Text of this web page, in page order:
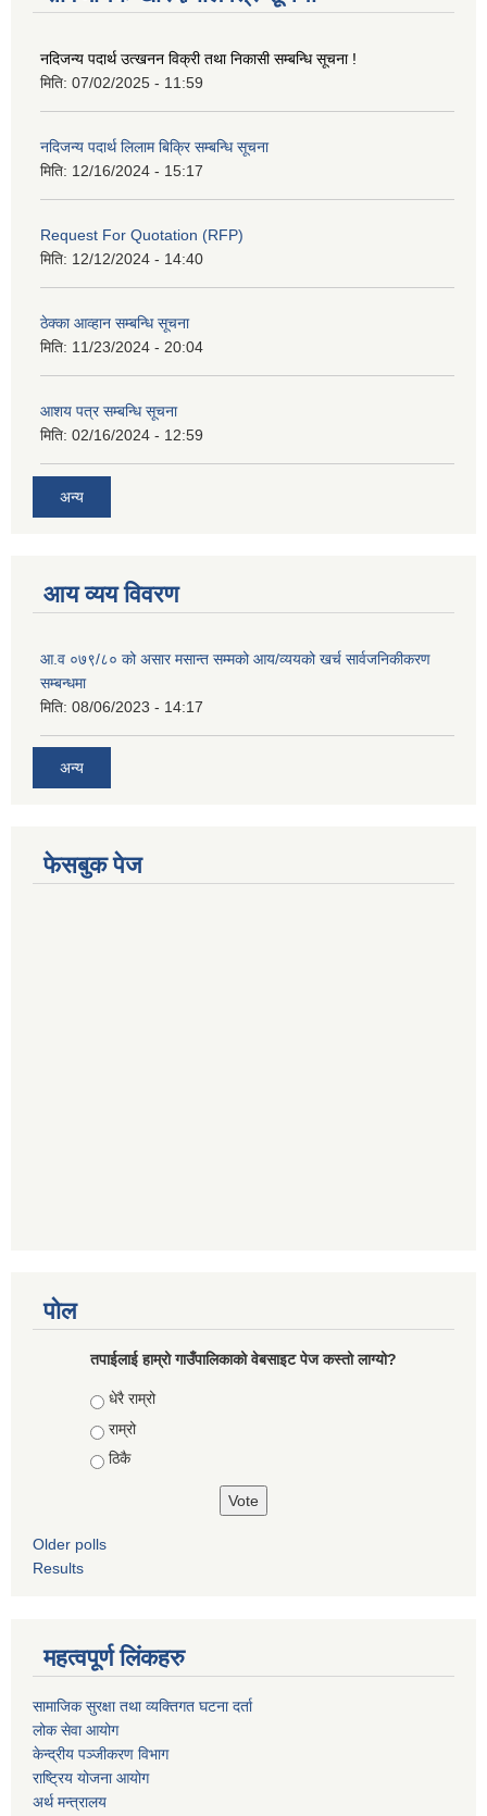
नदिजन्य पदार्थ उत्खनन विक्री तथा निकासी सम्बन्धि सूचना !
मिति: 07/02/2025 - 11:59
नदिजन्य पदार्थ लिलाम बिक्रि सम्बन्धि सूचना
मिति: 12/16/2024 - 15:17
Request For Quotation (RFP)
मिति: 12/12/2024 - 14:40
ठेक्का आव्हान सम्बन्धि सूचना
मिति: 11/23/2024 - 20:04
आशय पत्र सम्बन्धि सूचना
मिति: 02/16/2024 - 12:59
अन्य
आय व्यय विवरण
आ.व ०७९/८० को असार मसान्त सम्मको आय/व्ययको खर्च सार्वजनिकीकरण
सम्बन्धमा
मिति: 08/06/2023 - 14:17
अन्य
फेसबुक पेज
पोल
तपाईलाई हाम्रो गाउँपालिकाको वेबसाइट पेज कस्तो लाग्यो?
Choices
धेरै राम्रो
राम्रो
ठिकै
Older polls
Results
महत्वपूर्ण लिंकहरु
सामाजिक सुरक्षा तथा व्यक्तिगत घटना दर्ता
लोक सेवा आयोग
केन्द्रीय पञ्जीकरण विभाग
राष्ट्रिय योजना आयोग
अर्थ मन्त्रालय